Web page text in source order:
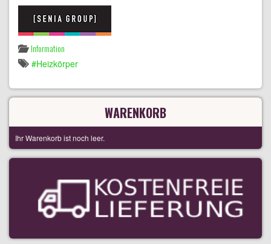
Information
Heizkörper
WARENKORB
Ihr Warenkorb ist noch leer.